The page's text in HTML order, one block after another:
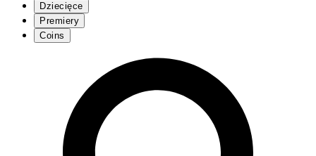
Dziecięce
Premiery
Coins